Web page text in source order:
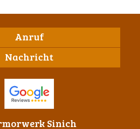
Anruf
Nachricht
Sinich